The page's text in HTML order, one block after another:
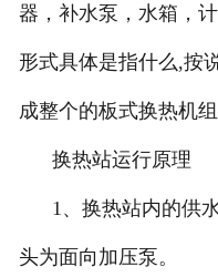
器，补水泵，水箱，
形式具体是指什么,按
成整个的板式换热机组
换热站运行原理
1、换热站内的供水
头为面向加压泵。